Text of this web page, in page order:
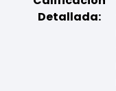
Detallada: